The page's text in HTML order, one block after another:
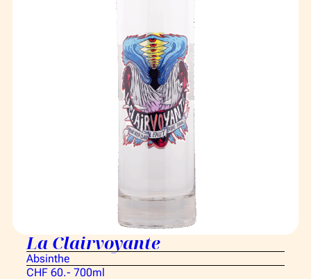
La Clairvoyante
Absinthe
CHF 60.- 700ml